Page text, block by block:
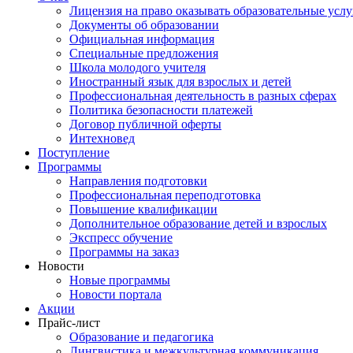
Лицензия на право оказывать образовательные
Документы об образовании
Официальная информация
Специальные предложения
Школа молодого учителя
Иностранный язык для взрослых и детей
Профессиональная деятельность в разных сферах
Политика безопасности платежей
Договор публичной оферты
Интехновед
Поступление
Программы
Направления подготовки
Профессиональная переподготовка
Повышение квалификации
Дополнительное образование детей и взрослых
Экспресс обучение
Программы на заказ
Новости
Новые программы
Новости портала
Акции
Прайс-лист
Образование и педагогика